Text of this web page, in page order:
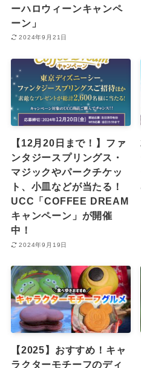
ーハロウィーンキャンペ
ーン」
2024年9月21日
【12月20日まで！】ファ
ンタジースプリングス・
マジックやパークチケッ
ト、小皿などが当たる！
UCC「COFFEE DREAM
キャンペーン」が開催
中！
2024年9月19日
【2025】おすすめ！キャ
ラクターモチーフのディ